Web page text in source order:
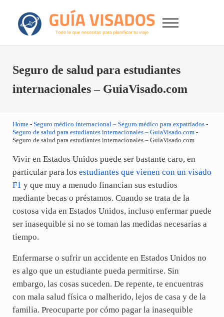
GuiaVisado.com - Guía de visados de viaje en
Otro sitio realizado con WordPress
Menu
Seguro de salud para estudiantes
internacionales – GuiaVisado.com
Home- Seguro médico internacional – Seguro médico para expatriados-
Seguro de salud para estudiantes internacionales – GuiaVisado.com-
Seguro de salud para estudiantes internacionales – GuiaVisado.com
Vivir en Estados Unidos puede ser bastante caro, en
particular para los estudiantes que vienen con un visado
F1 y que muy a menudo financian sus estudios
mediante becas o préstamos. Cuando se trata de la
costosa vida en Estados Unidos, incluso enfermar puede
ser inasequible si no se toman las medidas necesarias a
tiempo.
Enfermarse o sufrir un accidente en Estados Unidos no
es algo que un estudiante pueda permitirse. Sin
embargo, las cosas suceden. De repente, te encuentras
con mala salud física o malherido, lejos de casa y de la
familia. Preocuparte por cómo pagar la inasequible